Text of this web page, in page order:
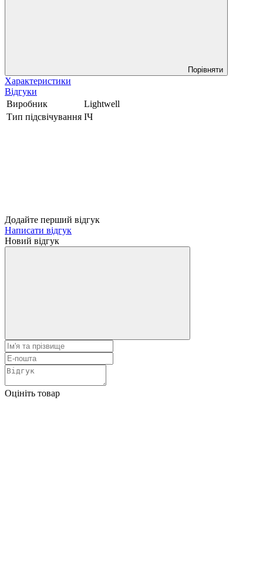
Порівняти
Характеристики
Відгуки
Виробник
Lightwell
Тип підсвічування ІЧ
Додайте перший відгук
Написати відгук
Новий відгук
Оцініть товар